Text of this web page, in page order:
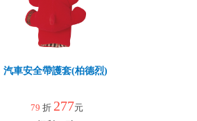
汽車安全帶護套(柏德烈)
79 折 277元